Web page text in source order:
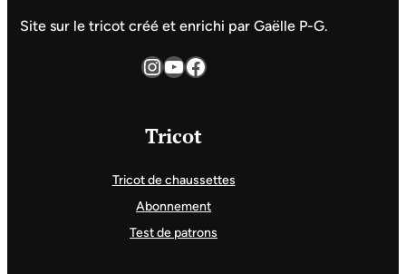
Site sur le tricot créé et enrichi par Gaëlle P-G.
InstagramYouTube Facebook
Tricot
Tricot de chaussettes
Abonnement
Test de patrons